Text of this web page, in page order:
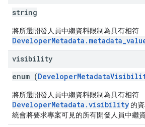
string
將所選開發人員中繼資料限制為具有相符
visibility
enum (
將所選開發人員中繼資料限制為具有相符
DeveloperMetadata.visibility 的
統會將要求專案可見的所有開發人員中繼